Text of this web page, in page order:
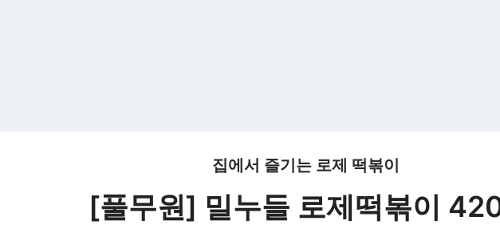
집에서 즐기는 로제 떡볶이
[풀무원] 밀누들 로제떡볶이